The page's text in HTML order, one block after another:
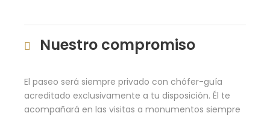
Nuestro compromiso
El paseo será siempre privado con chófer-guía
acreditado exclusivamente a tu disposición. Él te
acompañará en las visitas a monumentos siempre